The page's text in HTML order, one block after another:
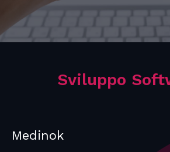
Sviluppo
Medinok